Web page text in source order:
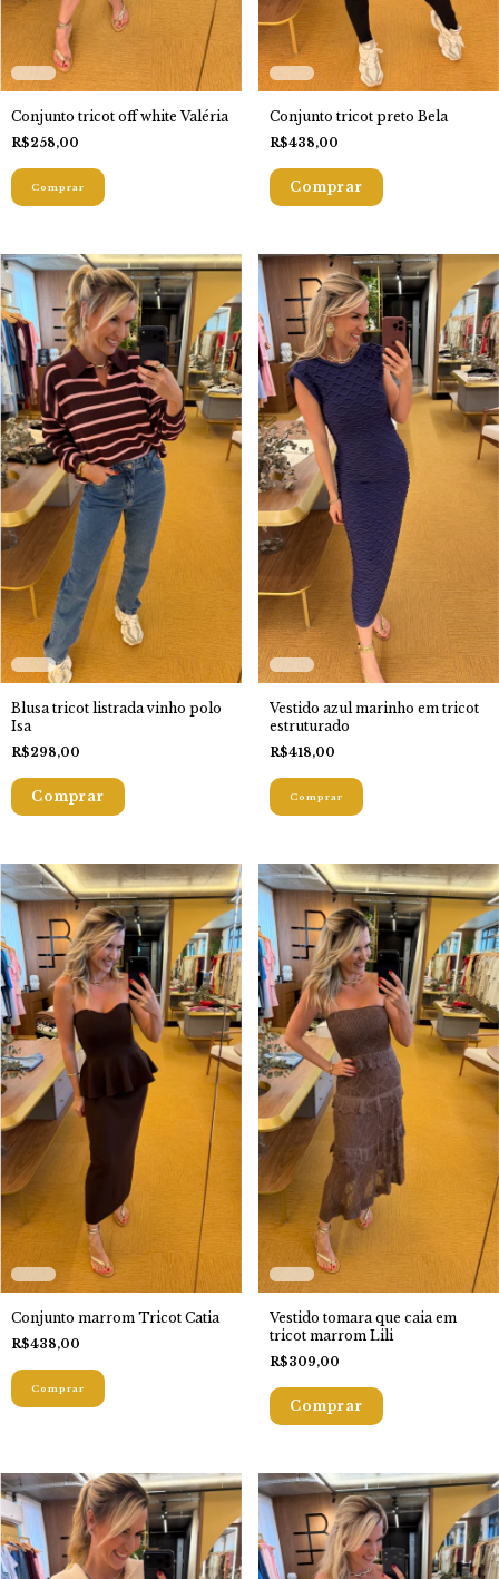
Conjunto tricot off white Valéria
R$258,00
Comprar
Conjunto tricot preto Bela
R$438,00
Blusa tricot listrada vinho polo
Isa
R$298,00
Vestido azul marinho em tricot
estruturado
R$418,00
Comprar
Conjunto marrom Tricot Catia
R$438,00
Comprar
Vestido tomara que caia em
tricot marrom Lili
R$309,00